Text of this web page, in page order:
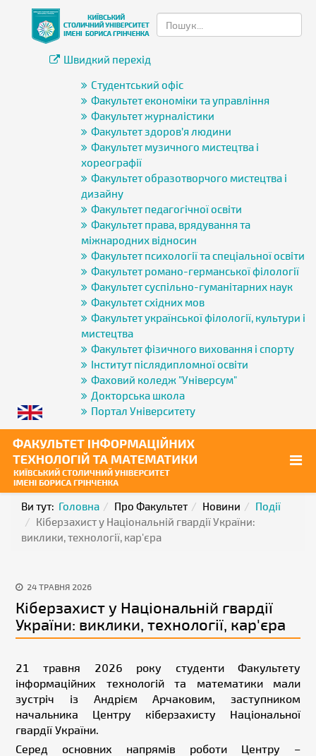
Швидкий перехід
Студентський офіс
Факультет економіки та управління
Факультет журналістики
Факультет здоров’я людини
Факультет музичного мистецтва і
хореографії
Факультет образотворчого мистецтва і
дизайну
Факультет педагогічної освіти
Факультет права, врядування та
міжнародних відносин
Факультет психології та спеціальної освіти
Факультет романо-германської філології
Факультет суспільно-гуманітарних наук
Факультет східних мов
Факультет української філології, культури і
мистецтва
Факультет фізичного виховання і спорту
Інститут післядипломної освіти
Фаховий коледж "Універсум"
Докторська школа
Портал Університету
Ви тут: Головна Про Факультет Новини
Події
Кіберзахист у Національній гвардії України:
виклики, технології, кар'єра
24 ТРАВНЯ 2026
Кіберзахист у Національній гвардії
України: виклики, технології, кар'єра
21 травня 2026 року студенти Факультету
інформаційних технологій та математики мали
зустріч із Андрієм Арчаковим, заступником
начальника Центру кіберзахисту Національної
гвардії України.
Серед основних напрямів роботи Центру –